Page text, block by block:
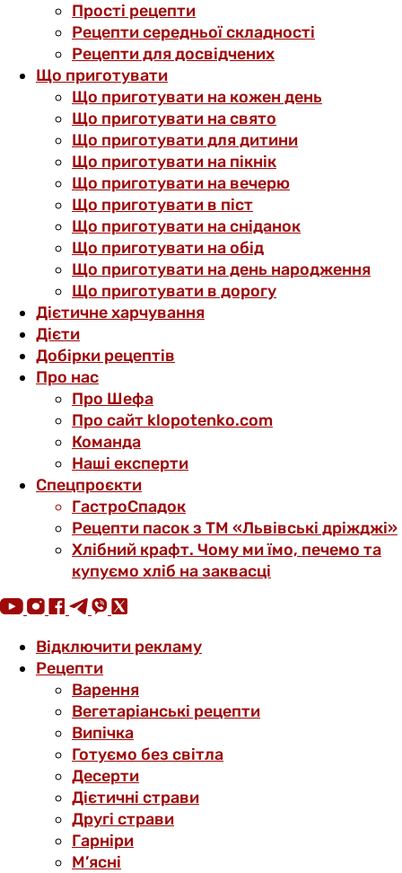
Прості рецепти
Рецепти середньої складності
Рецепти для досвідчених
Що приготувати
Що приготувати на кожен день
Що приготувати на свято
Що приготувати для дитини
Що приготувати на пікнік
Що приготувати на вечерю
Що приготувати в піст
Що приготувати на сніданок
Що приготувати на обід
Що приготувати на день народження
Що приготувати в дорогу
Дієтичне харчування
Дієти
Добірки рецептів
Про нас
Про Шефа
Про сайт klopotenko.com
Команда
Наші експерти
Спецпроєкти
ГастроСпадок
Рецепти пасок з ТМ «Львівські дріжджі»
Хлібний крафт. Чому ми їмо, печемо та
купуємо хліб на заквасці
Відключити рекламу
Рецепти
Варення
Вегетаріанські рецепти
Випічка
Готуємо без світла
Десерти
Дієтичні страви
Другі страви
Гарніри
М’ясні